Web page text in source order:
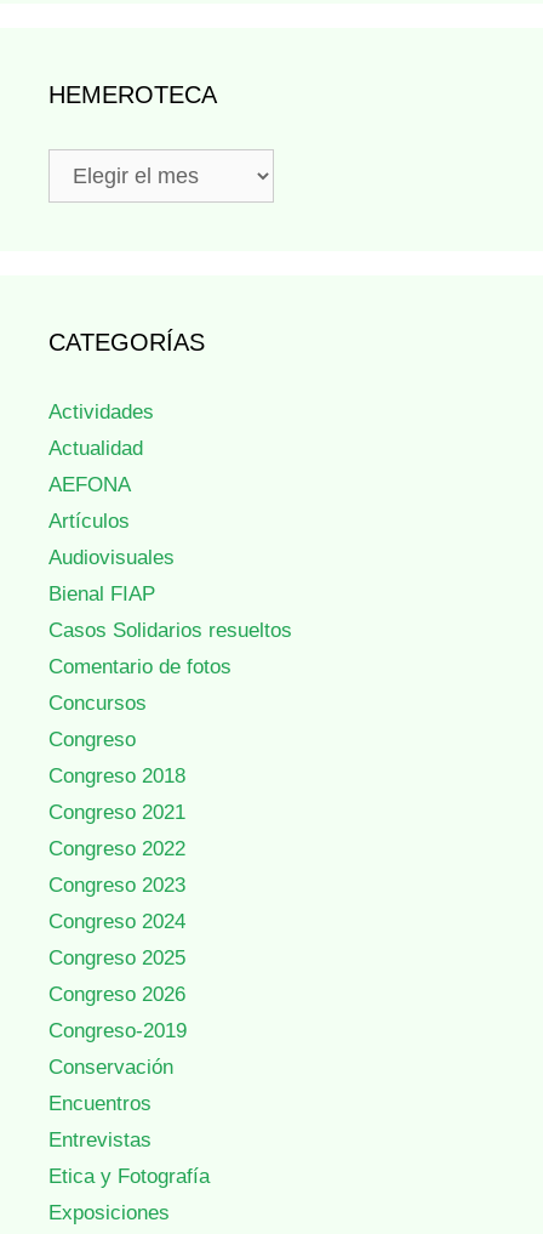
HEMEROTECA
Hemeroteca
CATEGORÍAS
Actividades
Actualidad
AEFONA
Artículos
Audiovisuales
Bienal FIAP
Casos Solidarios resueltos
Comentario de fotos
Concursos
Congreso
Congreso 2018
Congreso 2021
Congreso 2022
Congreso 2023
Congreso 2024
Congreso 2025
Congreso 2026
Congreso-2019
Conservación
Encuentros
Entrevistas
Etica y Fotografía
Exposiciones